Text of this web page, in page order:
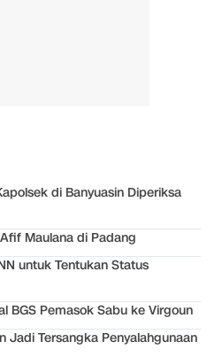
di Banyuasin Diperiksa
Maulana di Padang
untuk Tentukan Status
BGS Pemasok Sabu ke Virgoun
Jadi Tersangka Penyalahgunaan